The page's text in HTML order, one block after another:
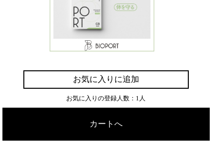
お気に入りに追加
お気に入りの登録人数：1人
カートへ